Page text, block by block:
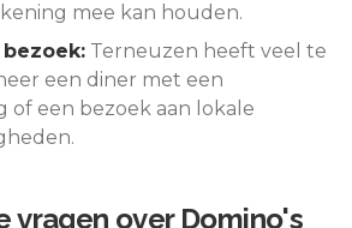
mee kan houden.
Terneuzen heeft veel te
een diner met een
of een bezoek aan lokale
vragen over Domino's